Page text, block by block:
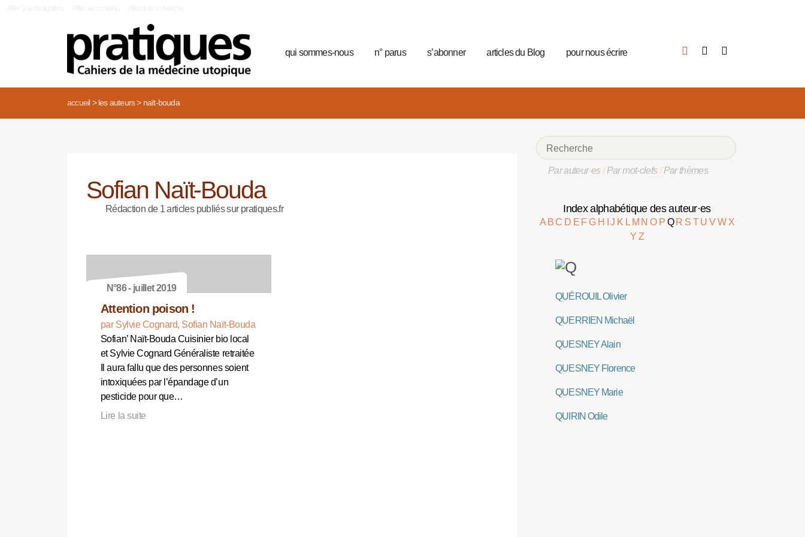
qui sommes-nous n° parus s’abonner articles du Blog pour nous écrire
accueil> les auteurs> naït-bouda
Sofian Naït-Bouda
Rédaction de 1 articles publiés sur pratiques.fr
N°86 - juillet 2019
Attention poison !
par Sylvie Cognard, Sofian Naït-Bouda
Sofian’ Naït-Bouda Cuisinier bio local
et Sylvie Cognard Généraliste retraitée
Il aura fallu que des personnes soient
intoxiquées par l’épandage d’un
pesticide pour que…
Lire la suite
Par auteur·es/Par mot-clefs/Par thèmes
Index alphabétique des auteur·es
A BC D E FG H IJ K L M NO P Q R S TUVW X
Y Z
QUÉROUIL Olivier
QUERRIEN Michaël
QUESNEY Alain
QUESNEY Florence
QUESNEY Marie
QUIRIN Odile